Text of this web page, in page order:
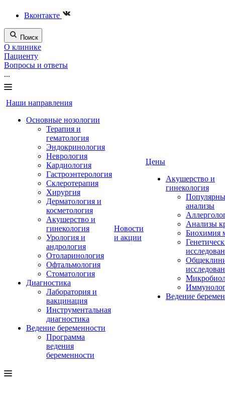
Вконтакте
Поиск
О клинике
Пациенту
Вопросы и ответы
...
Наши направления
Основные нозологии
Терапия и
гематология
Эндокринология
Неврология
Кардиология
Гастроэнтерология
Склеротерапия
Хирургия
Дерматология и
косметология
Акушерство и
гинекология
Урология и
андрология
Отоларинология
Офтальмология
Стоматология
Диагностика
Лаборатория и
вакцинация
Инструментальная
диагностика
Ведение беременности
Программа
ведения
беременности
Новости
и акции
Цены
Акушерство и
гинекология
анализы
Анализы
Биохимия
Ведение